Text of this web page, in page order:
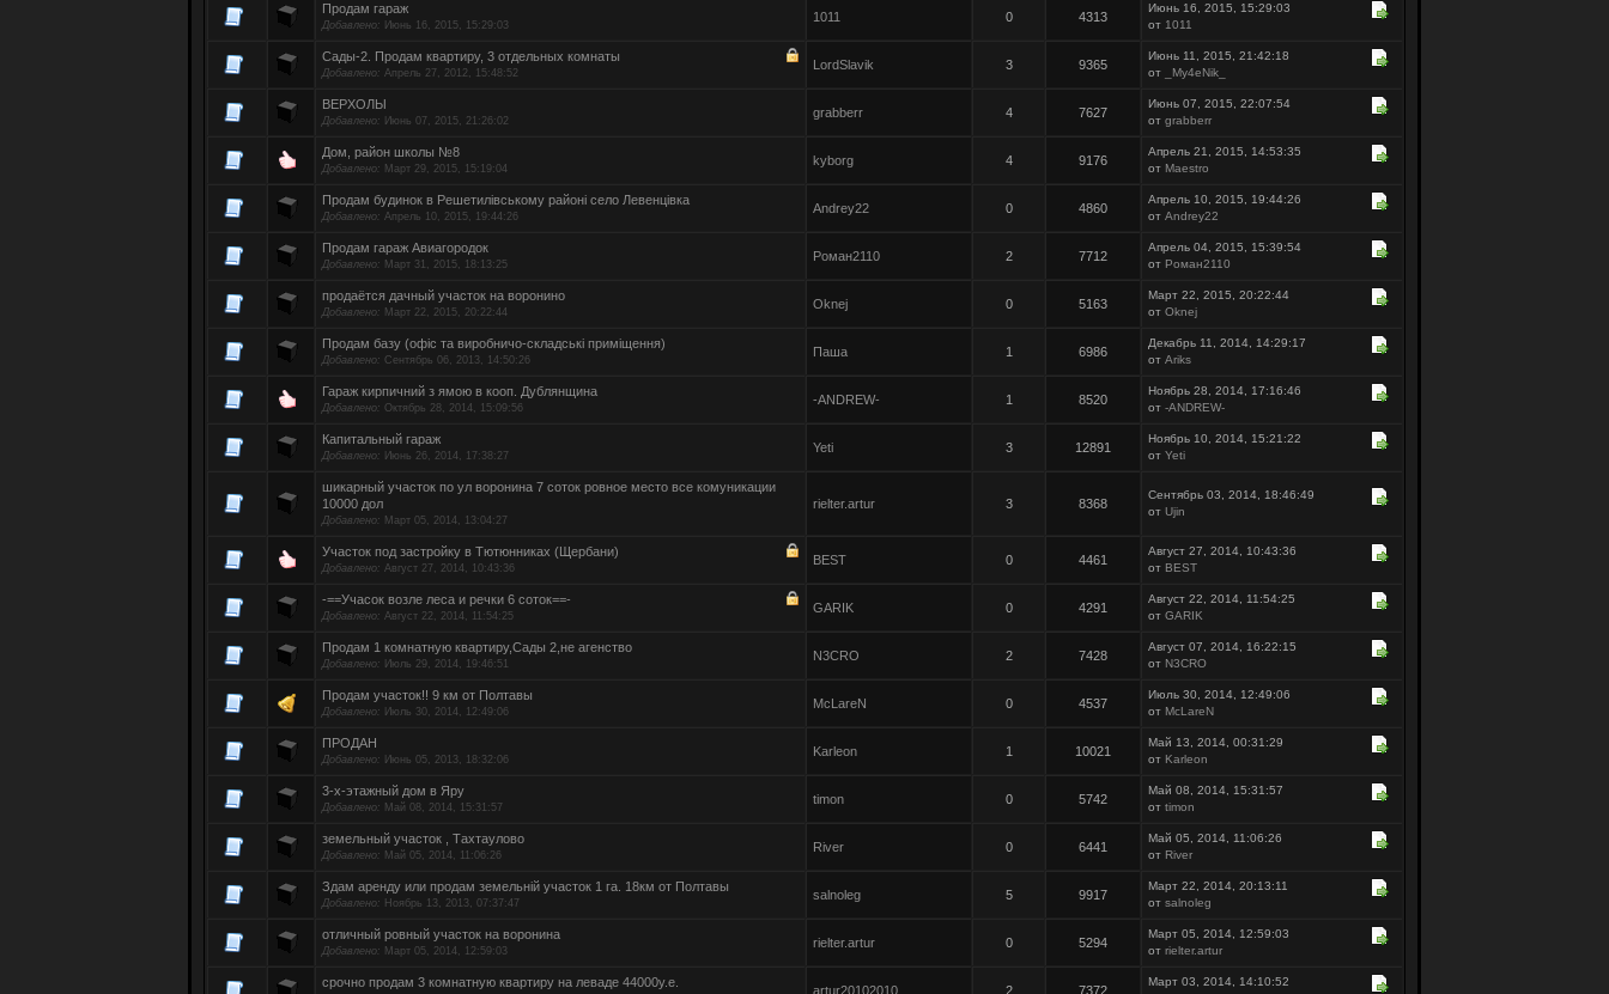
Продам гараж
Добавлено: Июнь 16, 2015, 15:29:03
1011 0 4313
Июнь 16, 2015, 15:29:03
от 1011
Сады-2. Продам квартиру, 3 отдельных комнаты
Добавлено: Апрель 27, 2012, 15:48:52
LordSlavik 3 9365
Июнь 11, 2015, 21:42:18
от
_My4eNik_
ВЕРХОЛЫ
Добавлено: Июнь 07, 2015, 21:26:02
grabberr 4 7627
Июнь 07, 2015, 22:07:54
от grabberr
Дом, район школы №8
Добавлено: Март 29, 2015, 15:19:04
kyborg 4 9176
Апрель 21, 2015, 14:53:35
от Maestro
Продам будинок в Решетилівському районі село Левенцівка
Добавлено: Апрель 10, 2015, 19:44:26
Andrey22 0 4860
Апрель 10, 2015, 19:44:26
от Andrey22
Продам гараж Авиагородок
Добавлено: Март 31, 2015, 18:13:25
Роман2110 2 7712
Апрель 04, 2015, 15:39:54
от Роман2110
продаётся дачный участок на воронино
Добавлено: Март 22, 2015, 20:22:44
Oknej 0 5163
Март 22, 2015, 20:22:44
от Oknej
Продам базу (офіс та виробничо-складські приміщення)
Добавлено: Сентябрь 06, 2013, 14:50:26
Паша 1 6986
Декабрь 11, 2014, 14:29:17
от Ariks
Гараж кирпичний з ямою в кооп. Дублянщина
Добавлено: Октябрь 28, 2014, 15:09:56
-ANDREW- 1 8520
Ноябрь 28, 2014, 17:16:46
от -ANDREW-
Капитальный гараж
Добавлено: Июнь 26, 2014, 17:38:27
Yeti 3 12891
Ноябрь 10, 2014, 15:21:22
от Yeti
шикарный участок по ул воронина 7 соток ровное место все комуникации
10000 дол
Добавлено: Март 05, 2014, 13:04:27
rielter.artur 3 8368
Сентябрь 03, 2014, 18:46:49
от Ujin
Участок под застройку в Тютюнниках (Щербани)
Добавлено: Август 27, 2014, 10:43:36
BEST 0 4461
Август 27, 2014, 10:43:36
от BEST
-==Учасок возле леса и речки 6 соток==-
Добавлено: Август 22, 2014, 11:54:25
GARIK 0 4291
Август 22, 2014, 11:54:25
от GARIK
Продам 1 комнатную квартиру,Сады 2,не агенство
Добавлено: Июль 29, 2014, 19:46:51
N3CRO 2 7428
Август 07, 2014, 16:22:15
от N3CRO
Продам участок!! 9 км от Полтавы
Добавлено: Июль 30, 2014, 12:49:06
McLareN 0 4537
Июль 30, 2014, 12:49:06
от McLareN
ПРОДАН
Добавлено: Июнь 05, 2013, 18:32:06
Karleon 1 10021
Май 13, 2014, 00:31:29
от Karleon
3-х-этажный дом в Яру
Добавлено: Май 08, 2014, 15:31:57
timon 0 5742
Май 08, 2014, 15:31:57
от timon
земельный участок , Тахтаулово
Добавлено: Май 05, 2014, 11:06:26
River 0 6441
Май 05, 2014, 11:06:26
от River
Здам аренду или продам земельній участок 1 га. 18км от Полтавы
Добавлено: Ноябрь 13, 2013, 07:37:47
salnoleg 5 9917
Март 22, 2014, 20:13:11
от salnoleg
отличный ровный участок на воронина
Добавлено: Март 05, 2014, 12:59:03
rielter.artur 0 5294
Март 05, 2014, 12:59:03
от rielter.artur
срочно продам 3 комнатную квартиру на леваде 44000у.е.
artur20102010 2 7372
Март 03, 2014, 14:10:52